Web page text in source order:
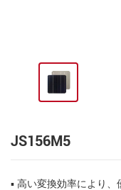
JS156M5
▪ 高い変換効率により、